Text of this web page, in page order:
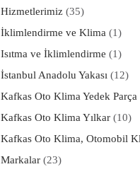
Hizmetlerimiz (35)
İklimlendirme ve Klima (1)
Isıtma ve İklimlendirme (1)
İstanbul Anadolu Yakası (12)
Kafkas Oto Klima Yedek Parça
Kafkas Oto Klima Yılkar (10)
Kafkas Oto Klima, Otomobil
Markalar (23)